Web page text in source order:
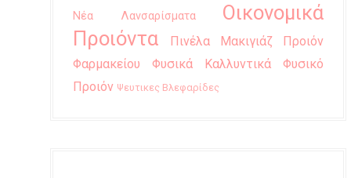
Νέα Λανσαρίσματα
Οικονομικά
Προιόντα
Πινέλα Μακιγιάζ
Προιόν
Φαρμακείου
Φυσικά Καλλυντικά
Φυσικό
Προιόν Ψευτικες Βλεφαρίδες